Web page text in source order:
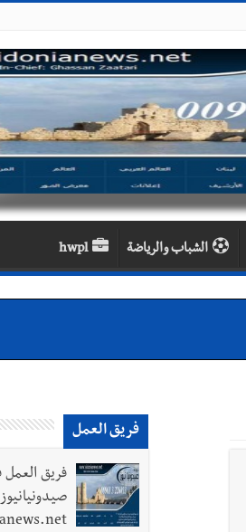
الشباب والرياضة hwpl
فريق العمل
فريق